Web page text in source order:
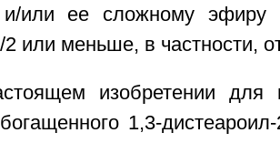
и/или ее сложному
2 или меньше, в частности,
изобретении для
1,3-